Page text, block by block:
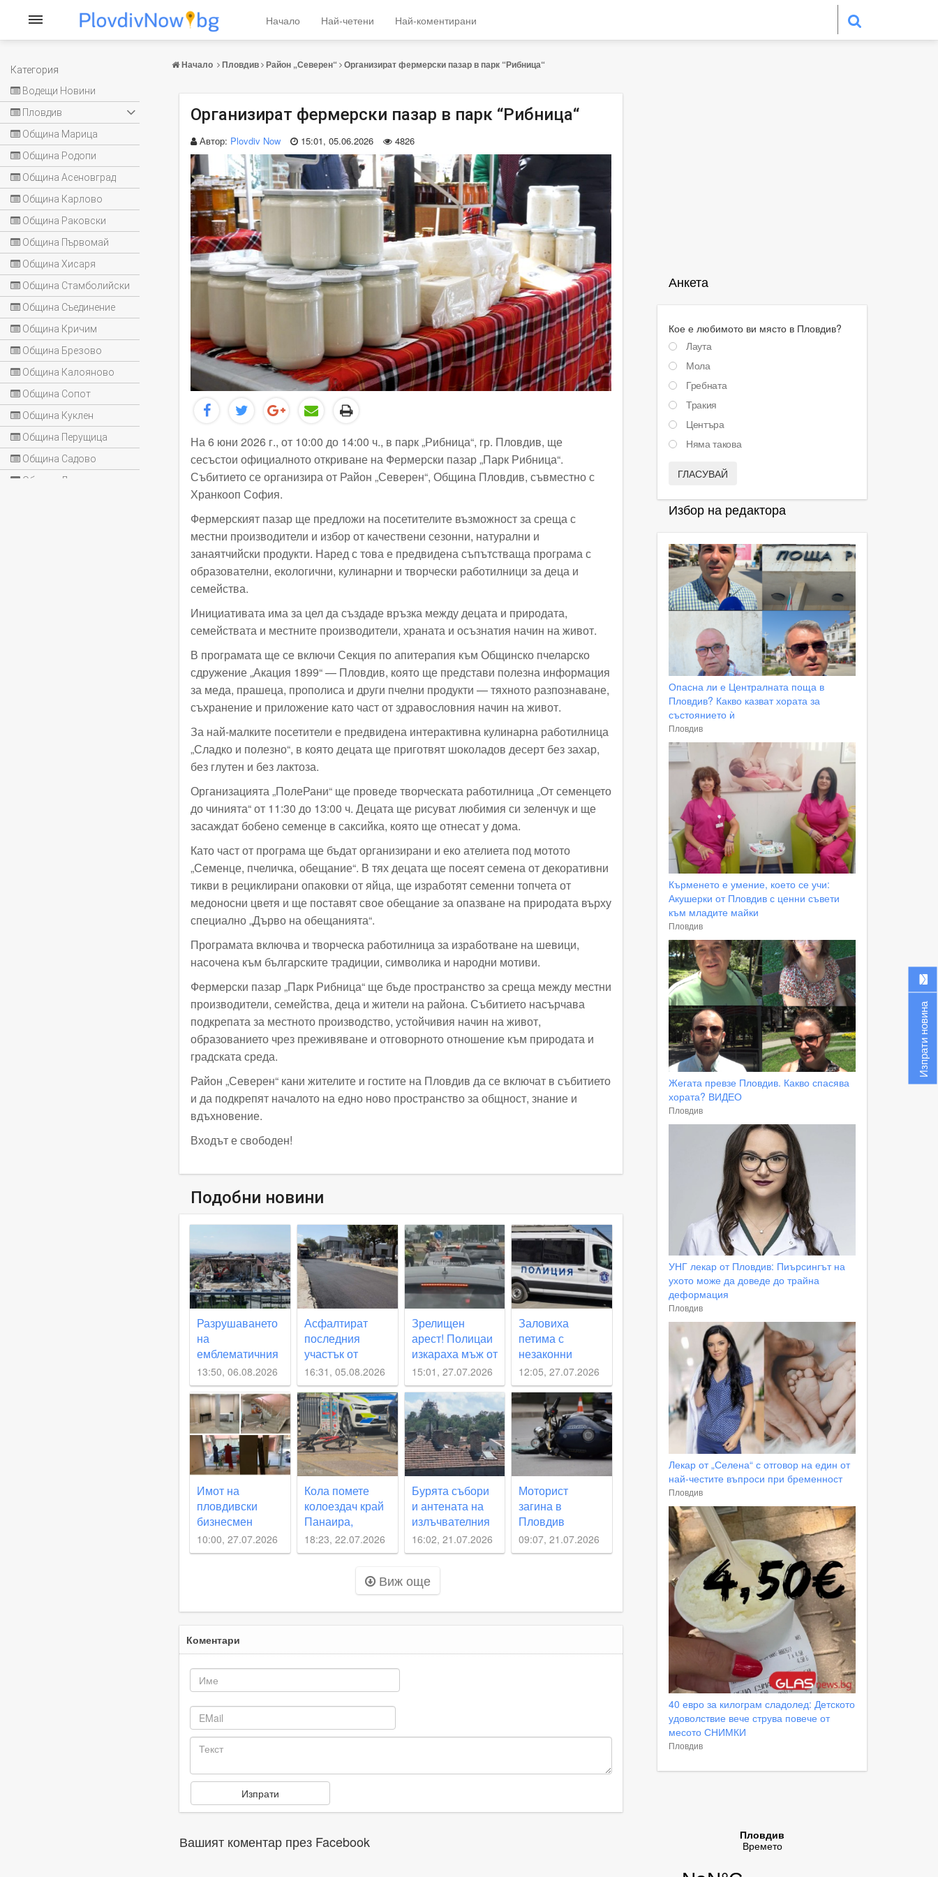
Категория
Водещи Новини
Пловдив
Община Марица
Община Родопи
Община Асеновград
Община Карлово
Община Раковски
Община Първомай
Община Хисаря
Община Стамболийски
Община Съединение
Община Кричим
Община Брезово
Община Калояново
Община Сопот
Община Куклен
Община Перущица
Община Садово
Община Лъки
Начало Най-четени Най-коментирани
Начало Пловдив Район „Северен“ Организират фермерски пазар в парк “Рибница“
Организират фермерски пазар в парк “Рибница“
Автор: Plovdiv Now 15:01, 05.06.2026 4826
На 6 юни 2026 г., от 10:00 до 14:00 ч., в парк „Рибница“, гр. Пловдив, ще
сесъстои официалното откриване на Фермерски пазар „Парк Рибница“.
Събитието се организира от Район „Северен“, Община Пловдив, съвместно с
Хранкооп София.
Фермерският пазар ще предложи на посетителите възможност за среща с
местни производители и избор от качествени сезонни, натурални и
занаятчийски продукти. Наред с това е предвидена съпътстваща програма с
образователни, екологични, кулинарни и творчески работилници за деца и
семейства.
Инициативата има за цел да създаде връзка между децата и природата,
семействата и местните производители, храната и осъзнатия начин на живот.
В програмата ще се включи Секция по апитерапия към Общинско пчеларско
сдружение „Акация 1899“ — Пловдив, която ще представи полезна информация
за меда, прашеца, прополиса и други пчелни продукти — тяхното разпознаване,
съхранение и приложение като част от здравословния начин на живот.
За най-малките посетители е предвидена интерактивна кулинарна работилница
„Сладко и полезно“, в която децата ще приготвят шоколадов десерт без захар,
без глутен и без лактоза.
Организацията „ПолеРани“ ще проведе творческата работилница „От семенцето
до чинията“ от 11:30 до 13:00 ч. Децата ще рисуват любимия си зеленчук и ще
засаждат бобено семенце в саксийка, която ще отнесат у дома.
Като част от програма ще бъдат организирани и еко ателиета под мотото
„Семенце, пчеличка, обещание“. В тях децата ще посеят семена от декоративни
тикви в рециклирани опаковки от яйца, ще изработят семенни топчета от
медоносни цветя и ще поставят свое обещание за опазване на природата върху
специално „Дърво на обещанията“.
Програмата включва и творческа работилница за изработване на шевици,
насочена към българските традиции, символика и народни мотиви.
Фермерски пазар „Парк Рибница“ ще бъде пространство за среща между местни
производители, семейства, деца и жители на района. Събитието насърчава
подкрепата за местното производство, устойчивия начин на живот,
образованието чрез преживяване и отговорното отношение към природата и
градската среда.
Район „Северен“ кани жителите и гостите на Пловдив да се включат в събитието
и да подкрепят началото на едно ново пространство за общност, знание и
вдъхновение.
Входът е свободен!
Подобни новини
Разрушаването
на
емблематичния
хотел „Марица“
тече с пълна
сила
13:50, 06.08.2026
Асфалтират
последния
участък от
„Рогошко шосе“
16:31, 05.08.2026
Зрелищен
арест! Полицаи
изкараха мъж от
кола на входа
на Пловдив
15:01, 27.07.2026
Заловиха
петима с
незаконни
цигари при
полицейска
акция
12:05, 27.07.2026
Имот на
пловдивски
бизнесмен
излиза на
публична
10:00, 27.07.2026
Кола помете
колоездач край
Панаира,
човекът е
паднал и си е
глътнал езика
18:23, 22.07.2026
Бурята събори
и антената на
излъчвателния
комплекс на
Сахат тепе
16:02, 21.07.2026
Моторист
загина в
Пловдив
09:07, 21.07.2026
Виж още
Коментари
Вашият коментар през Facebook
Анкета
Кое е любимото ви място в Пловдив?
Лаута
Мола
Гребната
Тракия
Центъра
Няма такова
ГЛАСУВАЙ
Избор на редактора
Опасна ли е Централната поща в
Пловдив? Какво казват хората за
състоянието ѝ
Пловдив
Кърменето е умение, което се учи:
Акушерки от Пловдив с ценни съвети
към младите майки
Пловдив
Жегата превзе Пловдив. Какво спасява
хората? ВИДЕО
Пловдив
УНГ лекар от Пловдив: Пиърсингът на
ухото може да доведе до трайна
деформация
Пловдив
Лекар от „Селена“ с отговор на един от
най-честите въпроси при бременност
Пловдив
40 евро за килограм сладолед: Детското
удоволствие вече струва повече от
месото СНИМКИ
Пловдив
Изпрати новина